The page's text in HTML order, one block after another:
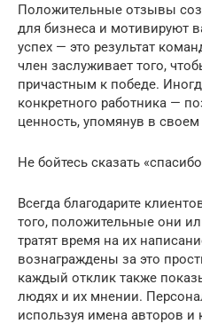
Положительные отзывы
для бизнеса и мотивируют
успех — это результат
член заслуживает того,
причастным к победе.
конкретного работника —
ценность, упомянув в своем
Не бойтесь сказать
Всегда благодарите
того, положительные они
тратят время на их
вознаграждены за это
каждый отклик также
людях и их мнении.
используя имена авторов и